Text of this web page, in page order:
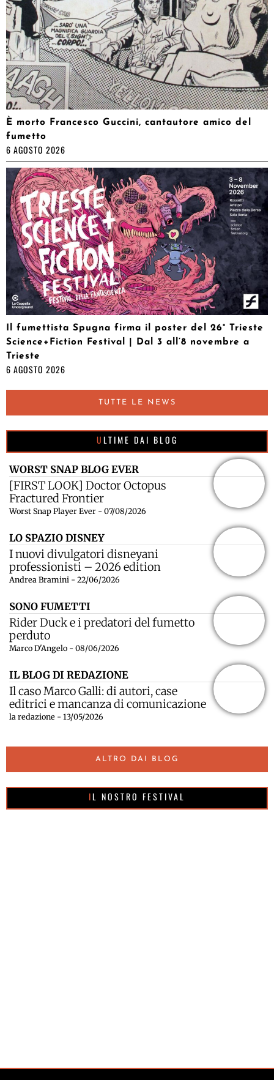
È morto Francesco Guccini, cantautore amico del
fumetto
6 AGOSTO 2026
Il fumettista Spugna firma il poster del 26° Trieste
Science+Fiction Festival | Dal 3 all’8 novembre a
Trieste
6 AGOSTO 2026
TUTTE LE NEWS
ULTIME DAI BLOG
WORST SNAP BLOG EVER
[FIRST LOOK] Doctor Octopus
Fractured Frontier
Worst Snap Player Ever - 07/08/2026
LO SPAZIO DISNEY
I nuovi divulgatori disneyani
professionisti – 2026 edition
Andrea Bramini - 22/06/2026
SONO FUMETTI
Rider Duck e i predatori del fumetto
perduto
Marco D'Angelo - 08/06/2026
IL BLOG DI REDAZIONE
Il caso Marco Galli: di autori, case
editrici e mancanza di comunicazione
la redazione - 13/05/2026
ALTRO DAI BLOG
IL NOSTRO FESTIVAL